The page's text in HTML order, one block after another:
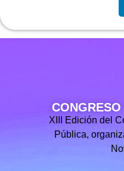
XIII Edición del
Pública,